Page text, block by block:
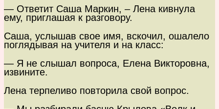
— Ответит Саша Маркин, – Лена кивнула
ему, приглашая к разговору.
Саша, услышав свое имя, вскочил, ошалело
поглядывая на учителя и на класс:
— Я не слышал вопроса, Елена Викторовна,
извините.
Лена терпеливо повторила свой вопрос.